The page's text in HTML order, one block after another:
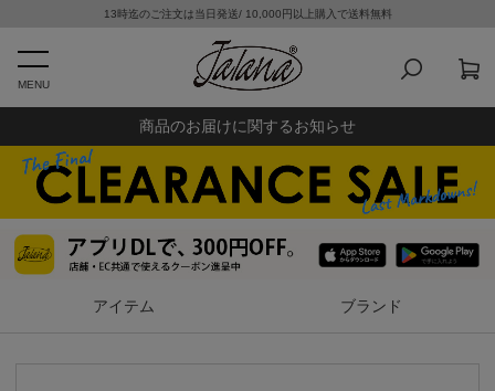
13時迄のご注文は当日発送/ 10,000円以上購入で送料無料
MENU
商品のお届けに関するお知らせ
アイテム ブランド